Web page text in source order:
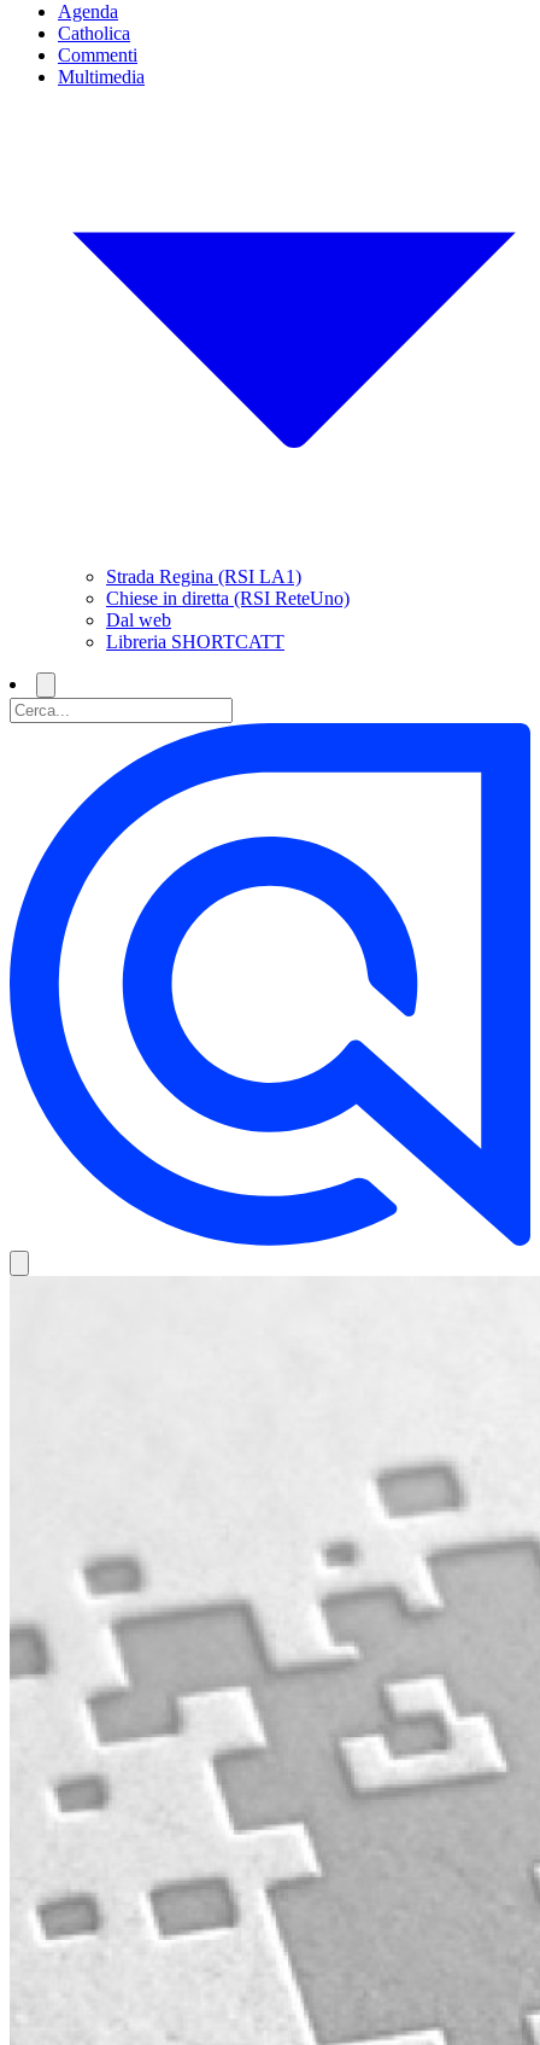
Agenda
Catholica
Commenti
Multimedia
Strada Regina (RSI LA1)
Chiese in diretta (RSI ReteUno)
Dal web
Libreria SHORTCATT